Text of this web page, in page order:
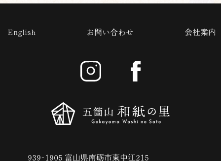
939-1905 富山県南砺市東中江215
English お問い合わせ 会社案内